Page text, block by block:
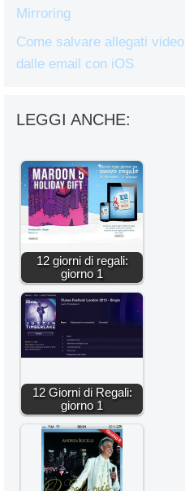
Mirroring
Come salvare allegati video
dalle email con iOS
LEGGI ANCHE:
12 giorni di regali:
giorno 1
12 Giorni di Regali:
giorno 1